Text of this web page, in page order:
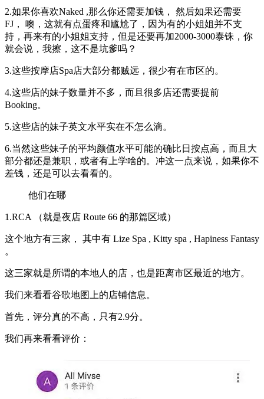
2.如果你喜欢Naked ,那么你还需要加钱， 然后如果还需要
FJ， 噢，这就有点蛋疼和尴尬了，因为有的小姐姐并不支
持，再来有的小姐姐支持，但是还要再加2000-3000泰铢，你
就会说，我擦，这不是坑爹吗？
3.这些按摩店Spa店大部分都贼远，很少有在市区的。
4.这些店的妹子数量并不多，而且很多店还需要提前
Booking。
5.这些店的妹子英文水平实在不怎么滴。
6.当然这些妹子的平均颜值水平可能的确比日按点高，而且大
部分都还是兼职，或者有上学啥的。冲这一点来说，如果你不
差钱，还是可以去看看的。
他们在哪
1.RCA （就是夜店 Route 66 的那篇区域）
这个地方有三家， 其中有 Lize Spa , Kitty spa , Hapiness Fantasy
。
这三家就是所谓的本地人的店，也是距离市区最近的地方。
我们来看看谷歌地图上的店铺信息。
首先，评分真的不高，只有2.9分。
我们再来看看评价：